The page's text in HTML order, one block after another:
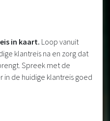
in kaart. Loop vanuit
klantreis na en zorg dat
Spreek met de
in de huidige klantreis goed